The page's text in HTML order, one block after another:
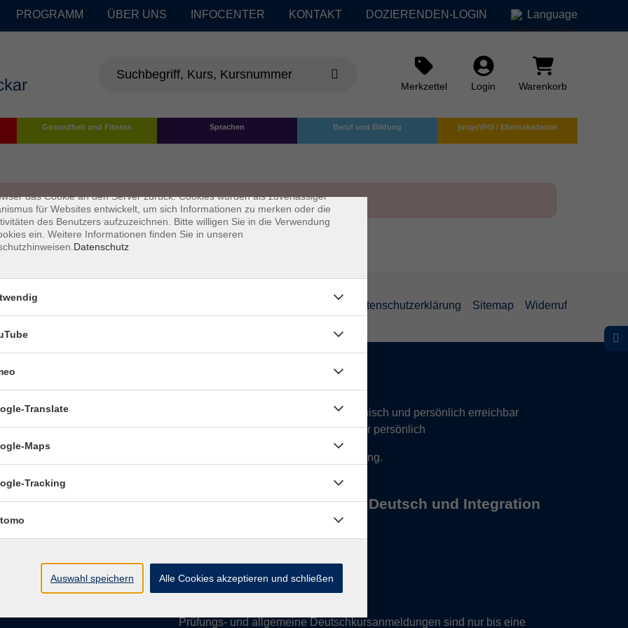
PROGRAMM ÜBER UNS INFOCENTER KONTAKT DOZIERENDEN-LOGIN Language
Merkzettel Login Warenkorb
Gesundheit und Fitness Sprachen Beruf und Bildung jungeVHS / Elternakademie
Datenschutzerklärung Sitemap Widerruf
Öffnungszeiten:
9–12.30 Uhr telefonisch und persönlich erreichbar
Mo–Do nachmittags:13.30–17 Uhr nur persönlich
Termine für Beratung nach Vereinbarung.
Öffnungszeiten des Büros Deutsch und Integration
Mi9-12 Uhr
Do & Frgeschlossen
Prüfungs- und allgemeine Deutschkursanmeldungen sind nur bis eine
sind kleine Datenmengen, die von einer Website gesendet und vom
das Cookie an den Server zurück. Cookies wurden als zuverlässiger
für Websites entwickelt, um sich Informationen zu merken oder die
des Benutzers aufzuzeichnen. Bitte willigen Sie in die Verwendung
ein. Weitere Informationen finden Sie in unseren
Datenschutz
×
Translate
Maps
Tracking
Auswahl speichern Alle Cookies akzeptieren und schließen